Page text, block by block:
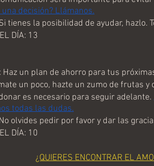
decisión? Llámanos.
tienes la posibilidad de ayudar, hazlo.
DÍA: 13
Haz un plan de ahorro para tus
un poco, hazte un zumo de frutas
es necesario para seguir adelante.
todas las dudas.
olvides pedir por favor y dar las
DÍA: 10
¿QUIERES ENCONTRAR EL